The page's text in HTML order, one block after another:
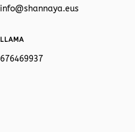
info@shannaya.eus
LLAMA
676469937